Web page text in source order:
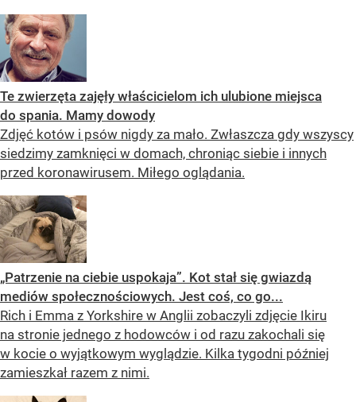
Te zwierzęta zajęły właścicielom ich ulubione miejsca
do spania. Mamy dowody
Zdjęć kotów i psów nigdy za mało. Zwłaszcza gdy wszyscy
siedzimy zamknięci w domach, chroniąc siebie i innych
przed koronawirusem. Miłego oglądania.
„Patrzenie na ciebie uspokaja”. Kot stał się gwiazdą
mediów społecznościowych. Jest coś, co go...
Rich i Emma z Yorkshire w Anglii zobaczyli zdjęcie Ikiru
na stronie jednego z hodowców i od razu zakochali się
w kocie o wyjątkowym wyglądzie. Kilka tygodni później
zamieszkał razem z nimi.